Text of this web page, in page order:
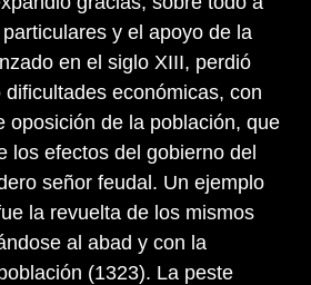
y el apoyo de la
en el siglo XIII, perdió
económicas, con
oposición de la población, que
los efectos del gobierno del
señor feudal. Un ejemplo
la revuelta de los mismos
al abad y con la
(1323). La peste